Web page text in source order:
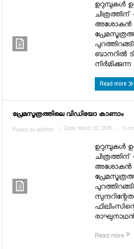
ഉറുമ്പുകള്‍
അശോകന്‍
ബാനറില്‍
Read more
പ്രേമസൂത്രത്തിലെ വിഡിയോ കാണാം
Posted byadmin | Date: March 30, 2018 | 0
ഉറുമ്പുകള്‍
അശോകന്‍
രാഘുനാഥന്‍
Read more